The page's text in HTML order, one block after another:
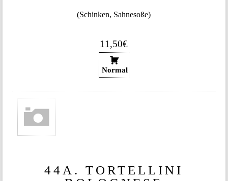
11,50€
Normal
(Schinken, Sahnesoße)
44A. TORTELLINI